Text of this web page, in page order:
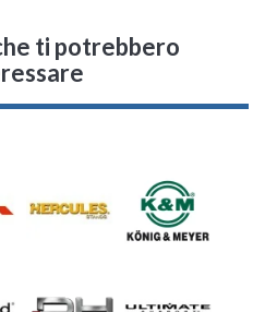
ti potrebbero